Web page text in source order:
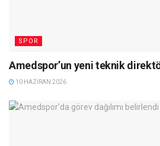
SPOR
Amedspor’un yeni teknik
10 HAZIRAN 2026